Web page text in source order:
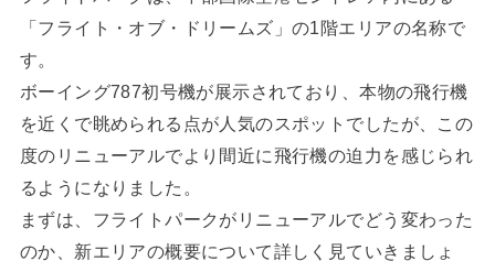
「フライト・オブ・ドリームズ」の1階エリアの名称で
す。
ボーイング787初号機が展示されており、本物の飛行機
を近くで眺められる点が人気のスポットでしたが、この
度のリニューアルでより間近に飛行機の迫力を感じられ
るようになりました。
まずは、フライトパークがリニューアルでどう変わった
のか、新エリアの概要について詳しく見ていきましょ